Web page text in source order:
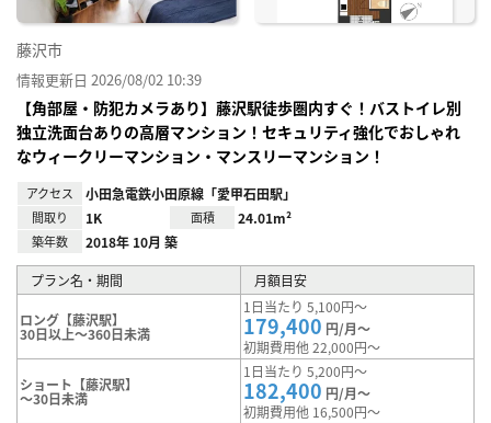
藤沢市
情報更新日 2026/08/02 10:39
【角部屋・防犯カメラあり】藤沢駅徒歩圏内すぐ！バストイレ別
独立洗面台ありの高層マンション！セキュリティ強化でおしゃれ
なウィークリーマンション・マンスリーマンション！
アクセス 小田急電鉄小田原線「愛甲石田駅」
間取り 1K 面積 24.01m²
築年数 2018年 10月 築
プラン名・期間 月額目安
ロング【藤沢駅】
30日以上～360日未満
1日当たり 5,100円～
179,400 円/月～
初期費用他 22,000円～
ショート【藤沢駅】
～30日未満
1日当たり 5,200円～
182,400 円/月～
初期費用他 16,500円～